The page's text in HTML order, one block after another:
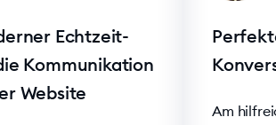
Echtzeit-
Kommunikation
Website
Am